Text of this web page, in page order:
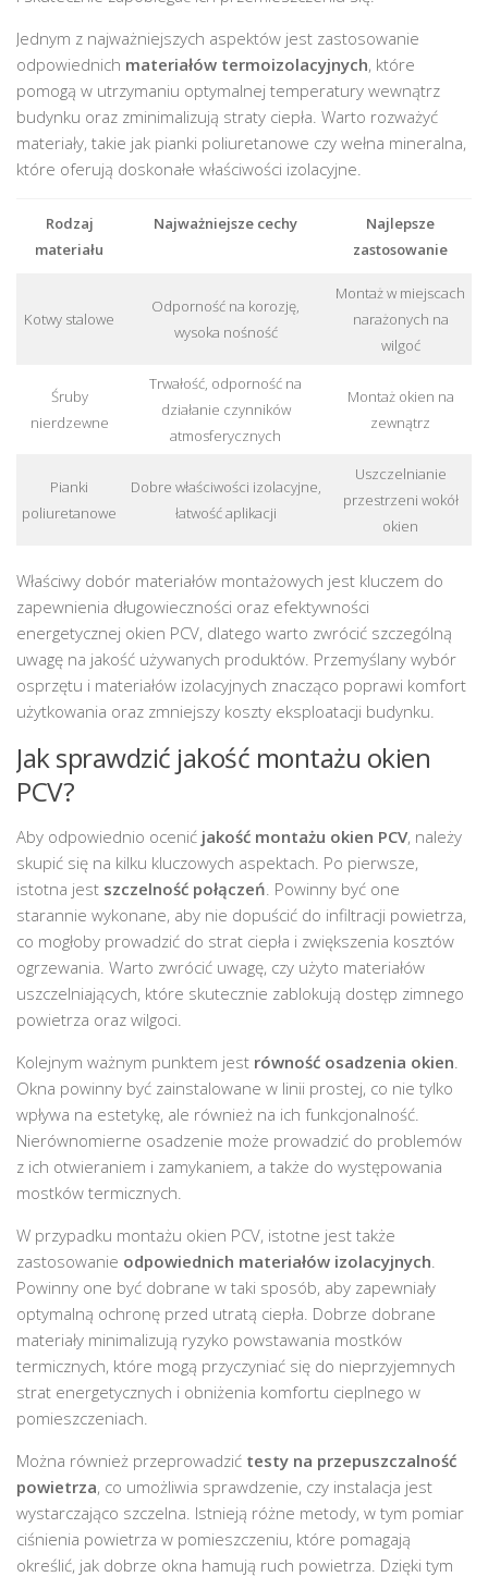
Jednym z najważniejszych aspektów jest zastosowanie
odpowiednich materiałów termoizolacyjnych, które
pomogą w utrzymaniu optymalnej temperatury wewnątrz
budynku oraz zminimalizują straty ciepła. Warto rozważyć
materiały, takie jak pianki poliuretanowe czy wełna mineralna,
które oferują doskonałe właściwości izolacyjne.
Rodzaj
materiału
Najważniejsze cechy
Najlepsze
zastosowanie
Kotwy stalowe
Odporność na korozję,
wysoka nośność
Montaż w miejscach
narażonych na
wilgoć
Śruby
nierdzewne
Trwałość, odporność na
działanie czynników
atmosferycznych
Montaż okien na
zewnątrz
Pianki
poliuretanowe
Dobre właściwości izolacyjne,
łatwość aplikacji
Uszczelnianie
przestrzeni wokół
okien
Właściwy dobór materiałów montażowych jest kluczem do
zapewnienia długowieczności oraz efektywności
energetycznej okien PCV, dlatego warto zwrócić szczególną
uwagę na jakość używanych produktów. Przemyślany wybór
osprzętu i materiałów izolacyjnych znacząco poprawi komfort
użytkowania oraz zmniejszy koszty eksploatacji budynku.
Jak sprawdzić jakość montażu okien
PCV?
Aby odpowiednio ocenić jakość montażu okien PCV, należy
skupić się na kilku kluczowych aspektach. Po pierwsze,
istotna jest szczelność połączeń . Powinny być one
starannie wykonane, aby nie dopuścić do infiltracji powietrza,
co mogłoby prowadzić do strat ciepła i zwiększenia kosztów
ogrzewania. Warto zwrócić uwagę, czy użyto materiałów
uszczelniających, które skutecznie zablokują dostęp zimnego
powietrza oraz wilgoci.
Kolejnym ważnym punktem jest równość osadzenia okien
Okna powinny być zainstalowane w linii prostej, co nie tylko
wpływa na estetykę, ale również na ich funkcjonalność.
Nierównomierne osadzenie może prowadzić do problemów
z ich otwieraniem i zamykaniem, a także do występowania
mostków termicznych.
W przypadku montażu okien PCV, istotne jest także
zastosowanie odpowiednich materiałów izolacyjnych
Powinny one być dobrane w taki sposób, aby zapewniały
optymalną ochronę przed utratą ciepła. Dobrze dobrane
materiały minimalizują ryzyko powstawania mostków
termicznych, które mogą przyczyniać się do nieprzyjemnych
strat energetycznych i obniżenia komfortu cieplnego w
pomieszczeniach.
Można również przeprowadzić testy na przepuszczalność
powietrza, co umożliwia sprawdzenie, czy instalacja jest
wystarczająco szczelna. Istnieją różne metody, w tym pomiar
ciśnienia powietrza w pomieszczeniu, które pomagają
określić, jak dobrze okna hamują ruch powietrza. Dzięki tym